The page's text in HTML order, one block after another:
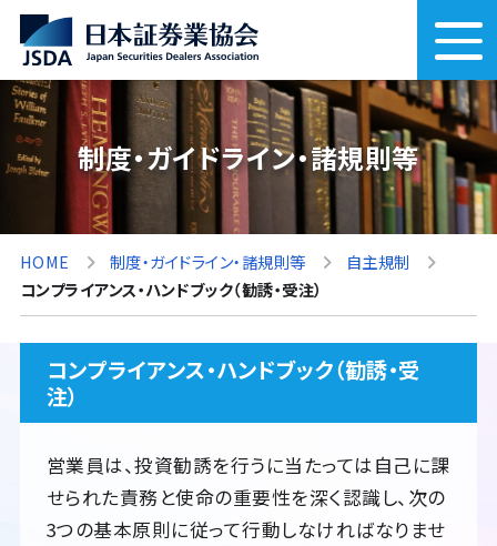
制度・ガイドライン・諸規則等
HOME 制度・ガイドライン・諸規則等
自主規制
コンプライアンス・ハンドブック（勧誘・受注）
コンプライアンス・ハンドブック（勧誘・受
注）
営業員は、投資勧誘を行うに当たっては自己に課
せられた責務と使命の重要性を深く認識し、次の
3つの基本原則に従って行動しなければなりませ